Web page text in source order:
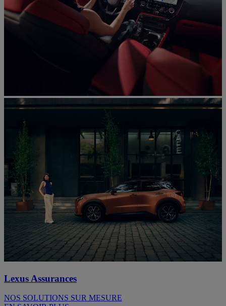
Lexus Assurances
NOS SOLUTIONS SUR MESURE